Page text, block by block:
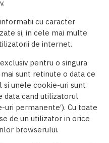
cu caracter
si, in cele mai multe
de internet.
pentru o singura
sunt retinute o data ce
unele cookie-uri sunt
data cand utilizatorul
uri permanente‘). Cu toate
de un utilizator in orice
browserului.